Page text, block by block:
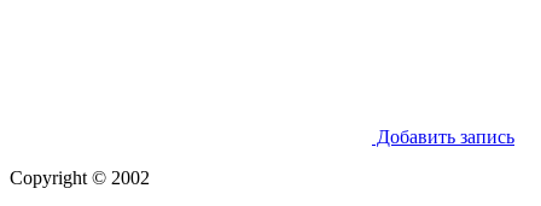
Добавить запись
Copyright © 2002